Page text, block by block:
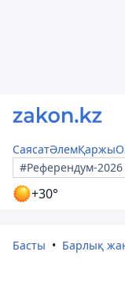
СаясатӘлемҚаржы
#Референдум-2026
+30°
Басты Барлық